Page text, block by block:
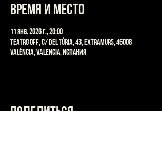
Время и место
11 янв. 2026 г., 20:00
Teatro OFF, C/ del Túria, 43, Extramurs, 46008
València, Valencia, Испания
Поделиться